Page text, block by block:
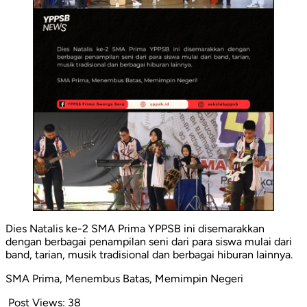
Dies Natalis ke-2 SMA Prima YPPSB ini disemarakkan
dengan berbagai penampilan seni dari para siswa mulai dari
band, tarian, musik tradisional dan berbagai hiburan lainnya.
SMA Prima, Menembus Batas, Memimpin Negeri
Post Views: 38